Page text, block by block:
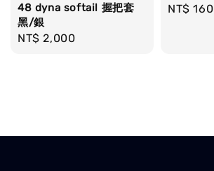
48 dyna softail 握把套
黑/銀
Regular
NT$ 2,000
Regular
NT$ 160